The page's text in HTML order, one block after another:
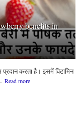
benefits in
करता है। इसमें विटामिन
Read more